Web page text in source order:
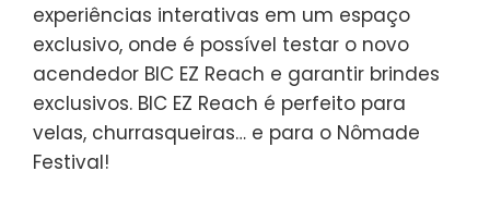
experiências interativas em um espaço
exclusivo, onde é possível testar o novo
acendedor BIC EZ Reach e garantir brindes
exclusivos. BIC EZ Reach é perfeito para
velas, churrasqueiras… e para o Nômade
Festival!